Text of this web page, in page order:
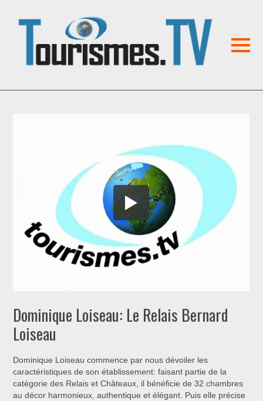
Dominique Loiseau: Le Relais Bernard
Loiseau
Dominique Loiseau commence par nous dévoiler les
caractéristiques de son établissement: faisant partie de la
catégorie des Relais et Châteaux, il bénéficie de 32 chambres
au décor harmonieux, authentique et élégant. Puis elle précise